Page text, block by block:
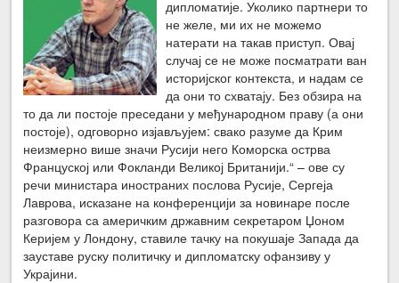
дипломатије. Уколико партнери то
не желе, ми их не можемо
натерати на такав приступ. Овај
случај се не може посматрати ван
историјског контекста, и надам се
да они то схватају. Без обзира на
то да ли постоје преседани у међународном праву (а они
постоје), одговорно изјављујем: свако разуме да Крим
неизмерно више значи Русији него Коморска острва
Француској или Фокланди Великој Британији.“ – ове су
речи министара иностраних послова Русије, Сергеја
Лаврова, исказане на конференцији за новинаре после
разговора са америчким државним секретаром Џоном
Керијем у Лондону, ставиле тачку на покушаје Запада да
зауставе руску политичку и дипломатску офанзиву у
Украјини.